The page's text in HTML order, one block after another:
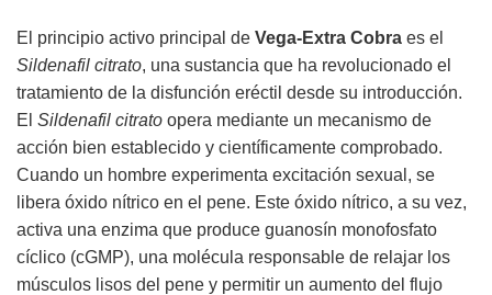
El principio activo principal de Vega-Extra Cobra es el
Sildenafil citrato, una sustancia que ha revolucionado el
tratamiento de la disfunción eréctil desde su introducción.
El Sildenafil citrato opera mediante un mecanismo de
acción bien establecido y científicamente comprobado.
Cuando un hombre experimenta excitación sexual, se
libera óxido nítrico en el pene. Este óxido nítrico, a su vez,
activa una enzima que produce guanosín monofosfato
cíclico (cGMP), una molécula responsable de relajar los
músculos lisos del pene y permitir un aumento del flujo